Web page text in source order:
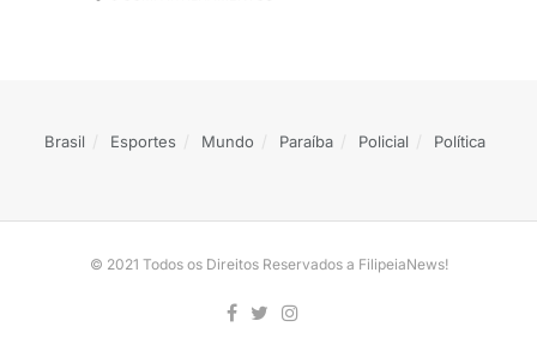
Brasil Esportes Mundo Paraíba Policial Política
© 2021 Todos os Direitos Reservados a FilipeiaNews!